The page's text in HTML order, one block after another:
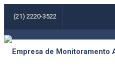
(21) 2220-3522